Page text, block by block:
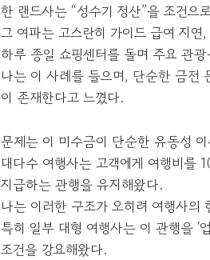
한 랜드사는 “성수기 정산”을 조건
그 여파는 고스란히 가이드 급여 지
하루 종일 쇼핑센터를 돌며 주요 관
나는 이 사례를 들으며, 단순한 금전
이 존재한다고 느꼈다.
문제는 이 미수금이 단순한 유동성
대다수 여행사는 고객에게 여행비를
지급하는 관행을 유지해왔다.
나는 이러한 구조가 오히려 여행사
특히 일부 대형 여행사는 이 관행을 '
조건을 강요해왔다.